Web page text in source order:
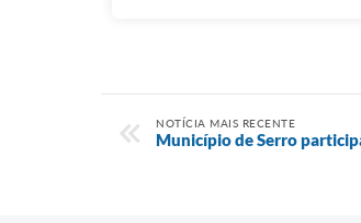
NOTÍCIA MAIS RECENTE
Município de Serro